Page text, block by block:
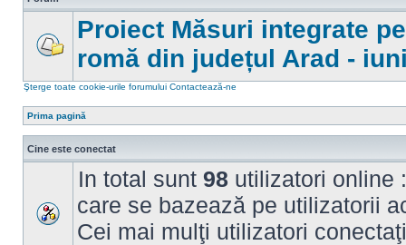
mesaje
necitite
Proiect Măsuri integrate
romă din județul Arad -
Şterge toate cookie-urile forumului Contactează-ne
Prima pagină
Cine este conectat
In total sunt 98 utilizatori online
care se bazează pe utilizatorii
Cei mai mulţi utilizatori